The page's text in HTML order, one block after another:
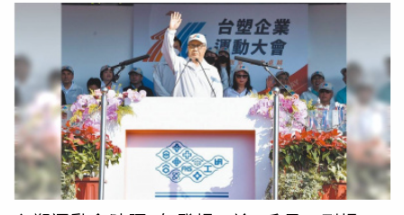
來說，2024年的二、三名興富發與富宇，換成了茂德及新
潤，甚至還偕同漢皇、麗寶、清景麟一同擠下遠雄、立信、
大同集團、豐邑等建商。 若以總銷排行而言，中南部僅國
城一家突圍，其餘盡是大型及北部建商的天下；相較2024
年中部產業及房市起飛，大家還為「台中幫」在十大建商排
行中嶄露頭角而歡呼，如今全被不景氣給打回原形。 建商
龍頭寶佳前年忙著左右「新新併」、去年又伸手併購中華工
程，在各產業間攻城掠地，本業也從未懈怠。2025年，寶
佳憑藉著年推55案的海量戰術，加上去年2大百億大案「百